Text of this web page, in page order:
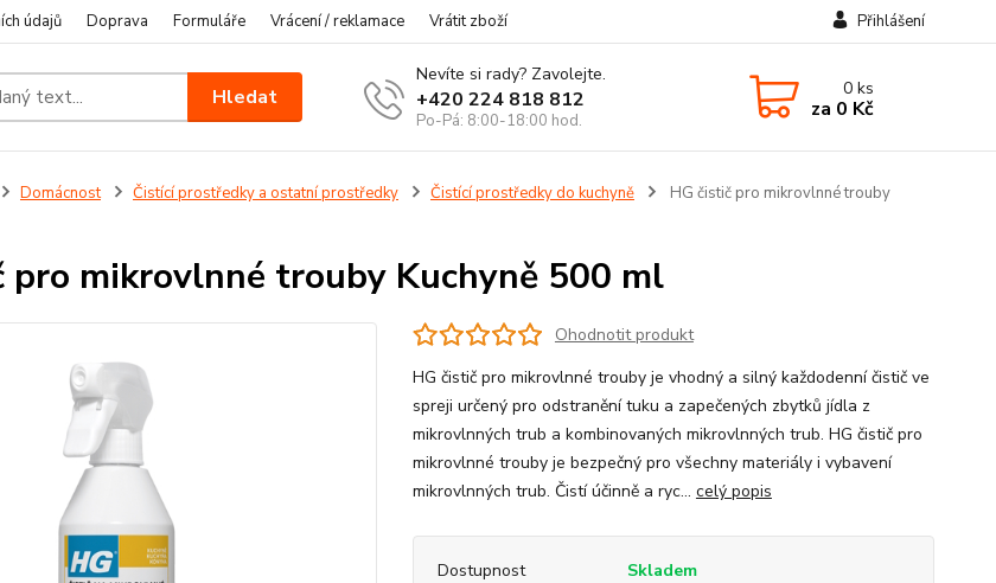
údajů Doprava Formuláře Vrácení / reklamace Vrátit zboží Přihlášení
Hledat
Nevíte si rady? Zavolejte.
+420 224 818 812
Po-Pá: 8:00-18:00 hod.
0ks
za 0 Kč
Domácnost Čistící prostředky a ostatní prostředky Čistící prostředky do kuchyně
HG čistič pro mikrovlnné trouby
pro mikrovlnné trouby Kuchyně 500 ml
Ohodnotit produkt
HG čistič pro mikrovlnné trouby je vhodný a silný každodenní čistič ve
spreji určený pro odstranění tuku a zapečených zbytků jídla z
mikrovlnných trub a kombinovaných mikrovlnných trub. HG čistič pro
mikrovlnné trouby je bezpečný pro všechny materiály i vybavení
mikrovlnných trub. Čistí účinně a ryc... celý popis
Dostupnost Skladem